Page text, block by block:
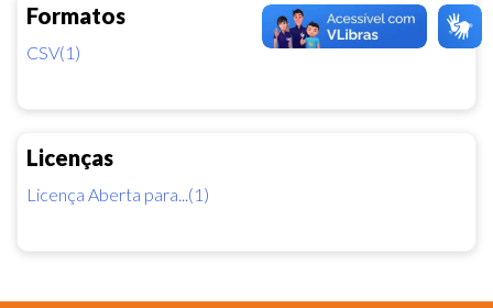
Formatos
CSV(1)
Licenças
Licença Aberta para...(1)